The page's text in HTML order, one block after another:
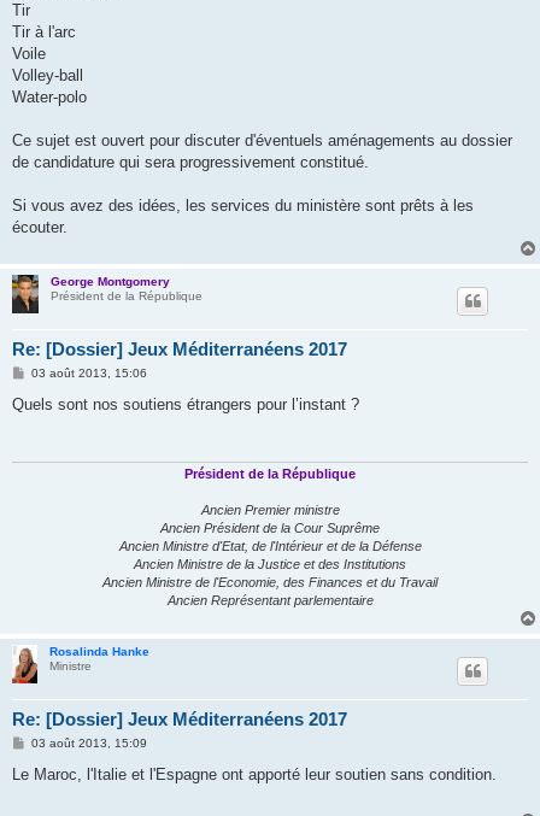
Tir
Tir à l'arc
Voile
Volley-ball
Water-polo
Ce sujet est ouvert pour discuter d'éventuels aménagements au dossier
de candidature qui sera progressivement constitué.
Si vous avez des idées, les services du ministère sont prêts à les
écouter.
George Montgomery
Président de la République
Re: [Dossier] Jeux Méditerranéens 2017
M
s
03 août 2013, 15:06
Quels sont nos soutiens étrangers pour l’instant ?
Président de la République
Ancien Premier ministre
Ancien Président de la Cour Suprême
Ancien Ministre d'Etat, de l'Intérieur et de la Défense
Ancien Ministre de la Justice et des Institutions
Ancien Ministre de l'Economie, des Finances et du Travail
Ancien Représentant parlementaire
Rosalinda Hanke
Ministre
Re: [Dossier] Jeux Méditerranéens 2017
M
s
03 août 2013, 15:09
Le Maroc, l'Italie et l'Espagne ont apporté leur soutien sans condition.